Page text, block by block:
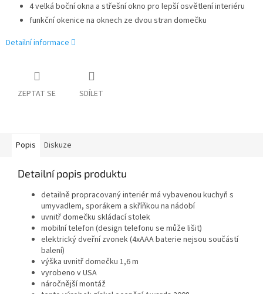
4 velká boční okna a střešní okno pro lepší osvětlení interiéru
funkční okenice na oknech ze dvou stran domečku
Detailní informace
ZEPTAT SE SDÍLET
Popis Diskuze
Detailní popis produktu
detailně propracovaný interiér má vybavenou kuchyň s
umyvadlem, sporákem a skříňkou na nádobí
uvnitř domečku skládací stolek
mobilní telefon (design telefonu se může lišit)
elektrický dveřní zvonek (4xAAA baterie nejsou součástí
balení)
výška uvnitř domečku 1,6 m
vyrobeno v USA
náročnější montáž